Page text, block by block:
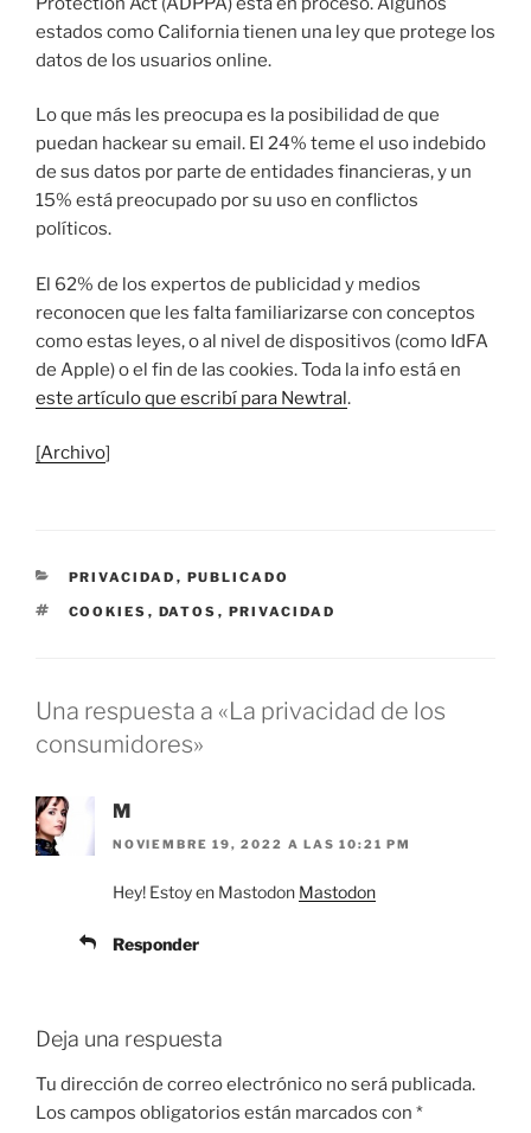
estados como California tienen una ley que protege los
datos de los usuarios online.
Lo que más les preocupa es la posibilidad de que
puedan hackear su email. El 24% teme el uso indebido
de sus datos por parte de entidades financieras, y un
15% está preocupado por su uso en conflictos
políticos.
El 62% de los expertos de publicidad y medios
reconocen que les falta familiarizarse con conceptos
como estas leyes, o al nivel de dispositivos (como IdFA
de Apple) o el fin de las cookies. Toda la info está en
este artículo que escribí para Newtral.
[Archivo]
CATEGORÍAS
PRIVACIDAD , PUBLICADO
ETIQUETAS
COOKIES , DATOS , PRIVACIDAD
Una respuesta a «La privacidad de los
consumidores»
M
NOVIEMBRE 19, 2022 A LAS 10:21 PM
Hey! Estoy en Mastodon Mastodon
Responder
Deja una respuesta
Tu dirección de correo electrónico no será publicada.
Los campos obligatorios están marcados con *